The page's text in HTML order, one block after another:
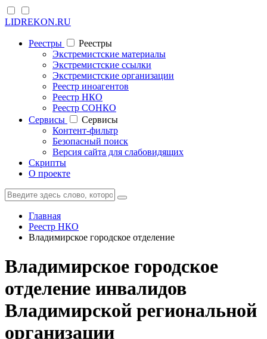
LIDREKON.RU
Реестры
Реестры
Экстремистские материалы
Экстремистские ссылки
Экстремистские организации
Реестр иноагентов
Реестр НКО
Реестр СОНКО
Cервисы
Cервисы
Контент-фильтр
Безопасный поиск
Версия сайта для слабовидящих
Скрипты
О проекте
Главная
Реестр НКО
Владимирское городское отделение
Владимирское городское
отделение инвалидов
Владимирской региональной
организации